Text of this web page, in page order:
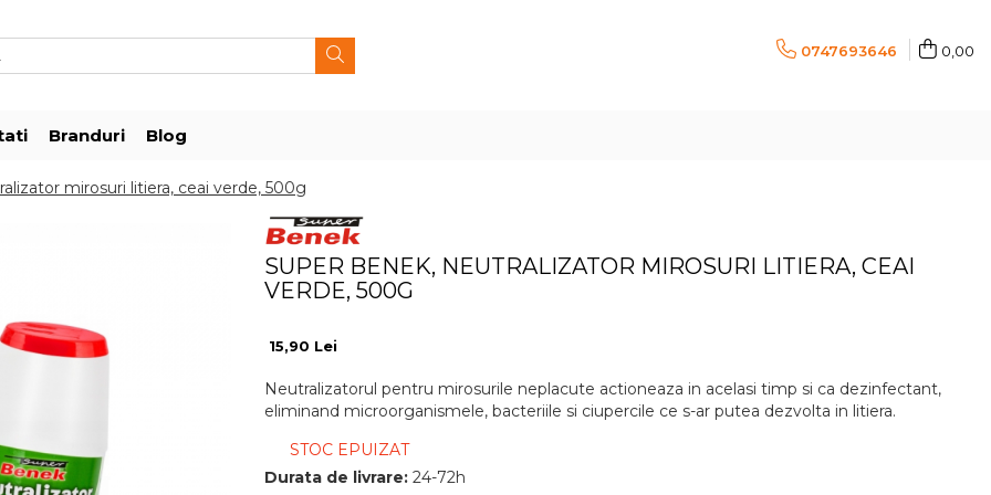
0747693646 0,00
Branduri Blog
mirosuri litiera, ceai verde, 500g
SUPER BENEK, NEUTRALIZATOR MIROSURI LITIERA, CEAI
VERDE, 500G
15,90 Lei
Neutralizatorul pentru mirosurile neplacute actioneaza in acelasi timp si ca dezinfectant,
eliminand microorganismele, bacteriile si ciupercile ce s-ar putea dezvolta in litiera.
STOC EPUIZAT
Durata de livrare: 24-72h